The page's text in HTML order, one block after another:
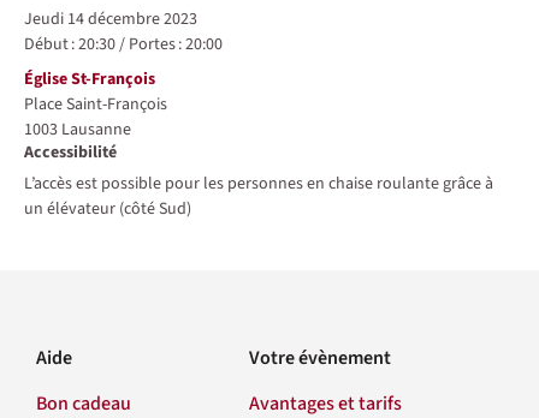
jeudi 14 décembre 2023
Début :20:30/ Portes :20:00
Lieu
Église St-François
Place Saint-François
1003 Lausanne
Accessibilité
L’accès est possible pour les personnes en chaise roulante grâce à
un élévateur (côté Sud)
Aide
Bon cadeau
Votre évènement
Avantages et tarifs